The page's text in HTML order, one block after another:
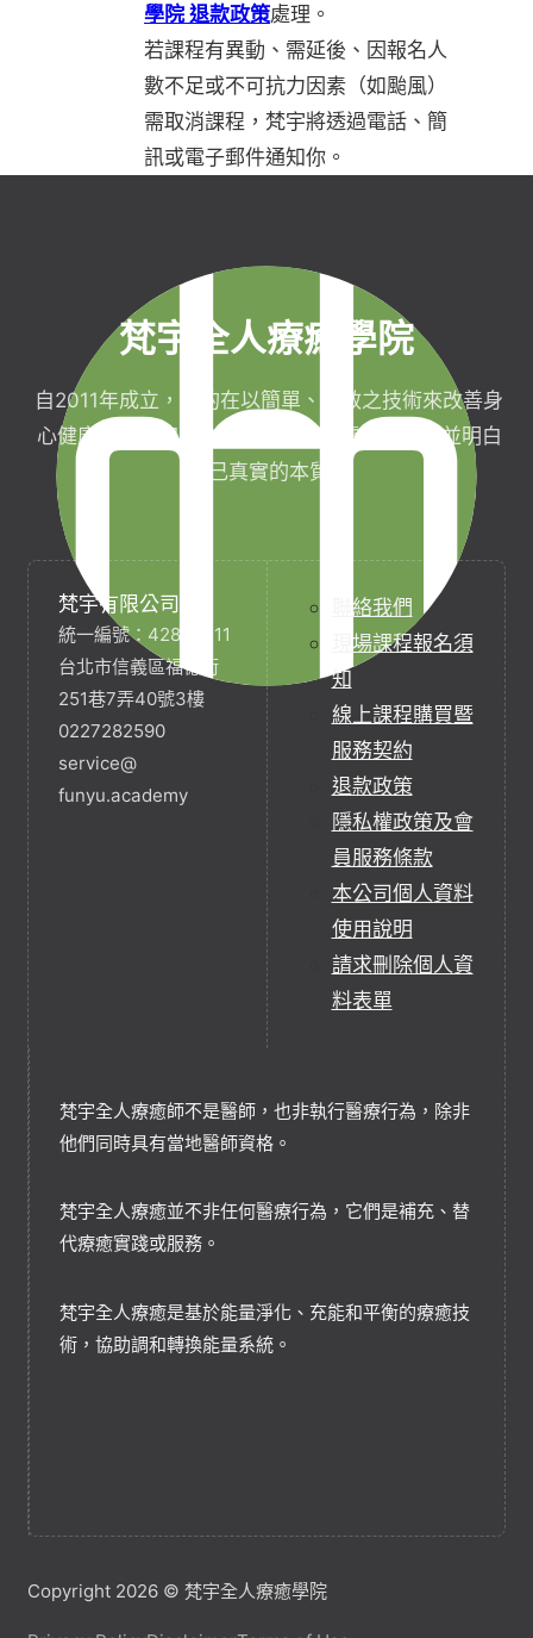
學院 退款政策處理。
若課程有異動、需延後、因報名人
數不足或不可抗力因素（如颱風）
需取消課程，梵宇將透過電話、簡
訊或電子郵件通知你。
梵宇全人療癒學院
自2011年成立，目的在以簡單、有效之技術來改善身
心健康，協助完成生命目標與實現靈性生活，並明白
自己真實的本質。
梵宇有限公司
統一編號：42854211
台北市信義區福德街
251巷7弄40號3樓
0227282590
service@
funyu.academy
聯絡我們
現場課程報名須
知
線上課程購買暨
服務契約
退款政策
隱私權政策及會
員服務條款
本公司個人資料
使用說明
請求刪除個人資
料表單
梵宇全人療癒師不是醫師，也非執行醫療行為，除非
他們同時具有當地醫師資格。
梵宇全人療癒並不非任何醫療行為，它們是補充、替
代療癒實踐或服務。
梵宇全人療癒是基於能量淨化、充能和平衡的療癒技
術，協助調和轉換能量系統。
Copyright 2026 © 梵宇全人療癒學院